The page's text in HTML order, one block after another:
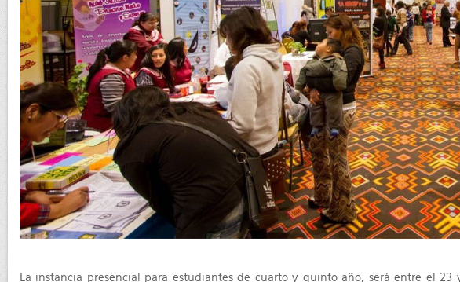
La instancia presencial para estudiantes de cuarto y quinto año, será entre el